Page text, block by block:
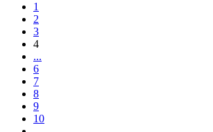
1
2
3
4
...
6
7
8
9
10